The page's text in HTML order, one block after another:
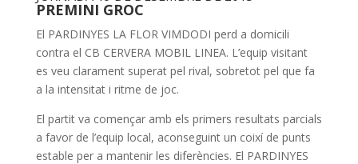
PREMINI GROC
El PARDINYES LA FLOR VIMDODI perd a domicili
contra el CB CERVERA MOBIL LINEA. L’equip visitant
es veu clarament superat pel rival, sobretot pel que fa
a la intensitat i ritme de joc.
El partit va començar amb els primers resultats parcials
a favor de l’equip local, aconseguint un coixí de punts
estable per a mantenir les diferències. El PARDINYES